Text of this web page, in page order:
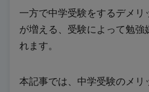
一方で中学受験をするデメリ
が増える、受験によって勉強
れます。
本記事では、中学受験のメリ